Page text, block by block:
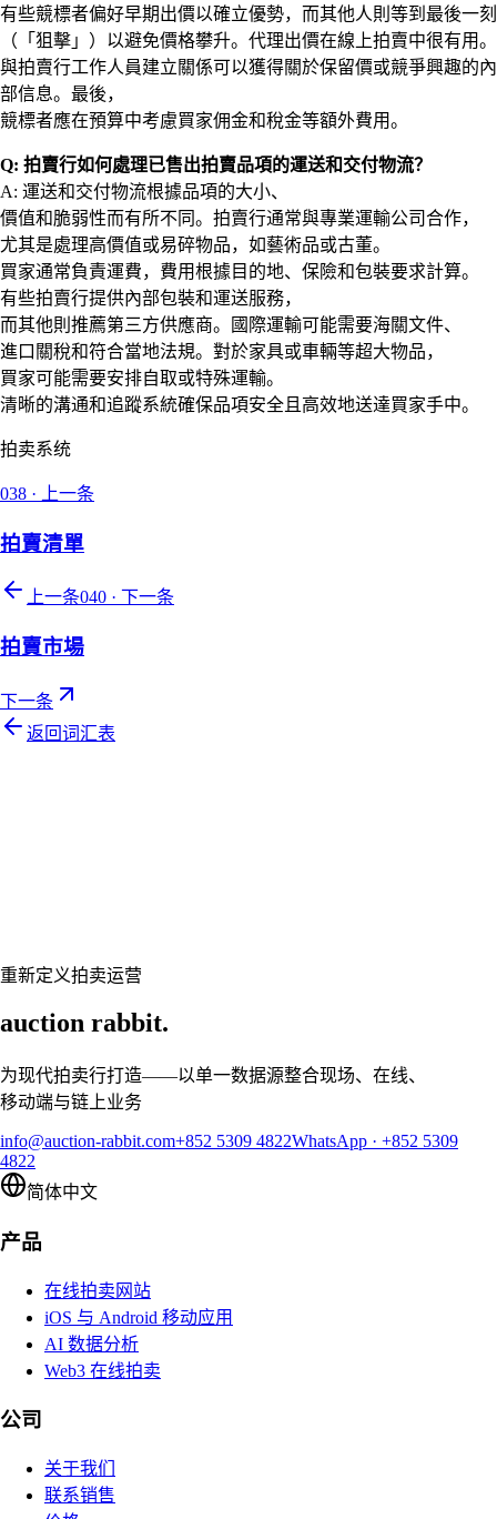
有些競標者偏好早期出價以確立優勢，而其他人則等到最後一刻
（「狙擊」）以避免價格攀升。代理出價在線上拍賣中很有用。
與拍賣行工作人員建立關係可以獲得關於保留價或競爭興趣的內
部信息。最後，
競標者應在預算中考慮買家佣金和稅金等額外費用。
Q: 拍賣行如何處理已售出拍賣品項的運送和交付物流？
A: 運送和交付物流根據品項的大小、
價值和脆弱性而有所不同。拍賣行通常與專業運輸公司合作，
尤其是處理高價值或易碎物品，如藝術品或古董。
買家通常負責運費，費用根據目的地、保險和包裝要求計算。
有些拍賣行提供內部包裝和運送服務，
而其他則推薦第三方供應商。國際運輸可能需要海關文件、
進口關稅和符合當地法規。對於家具或車輛等超大物品，
買家可能需要安排自取或特殊運輸。
清晰的溝通和追蹤系統確保品項安全且高效地送達買家手中。
拍卖系统
038 · 上一条
拍賣清單
上一条040 · 下一条
拍賣市場
下一条
返回词汇表
重新定义拍卖运营
auction rabbit.
为现代拍卖行打造——以单一数据源整合现场、在线、
移动端与链上业务
info@auction-rabbit.com+852 5309 4822WhatsApp · +852 5309
4822
简体中文
产品
在线拍卖网站
iOS 与 Android 移动应用
AI 数据分析
Web3 在线拍卖
公司
关于我们
联系销售